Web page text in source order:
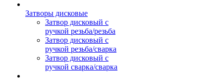
Затворы дисковые
Затвор дисковый с
ручкой резьба/резьба
Затвор дисковый с
ручкой резьба/сварка
Затвор дисковый с
ручкой сварка/сварка